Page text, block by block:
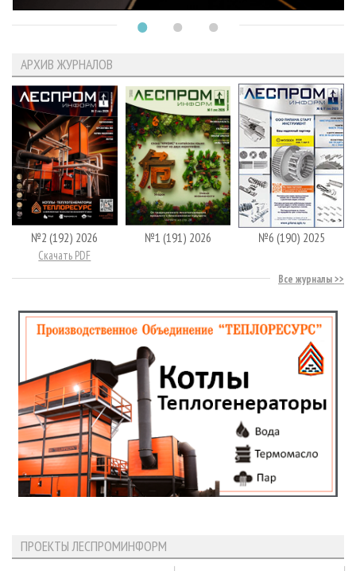
АРХИВ ЖУРНАЛОВ
№2 (192) 2026
Скачать PDF
№1 (191) 2026 №6 (190) 2025
Все журналы
ПРОЕКТЫ ЛЕСПРОМИНФОРМ